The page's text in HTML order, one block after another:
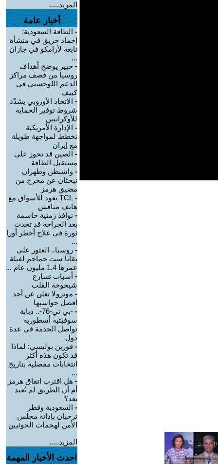
المزيد.....
أخبار عامة
- الطاقة السعودية:
إخماد حريق في منشأة
تابعة لأرامكو في جازان
...
- خبير يوضح أهداف
روسيا من قصف مراكز
الدعم اللوجستي في
كييف
- الاتحاد الأوروبي يشدّد
شروط توفير الحماية
للأوكرانيين
- الإدارة الأمريكية
تخطط لمواجهة طويلة
مع إيران
- الصين قد تحوز على
مستقبل الطاقة
- واشنطن وطهران
تبحثان عن مخرج من
مضيق هرمز
-
TCL تعود للأسواق مع
هاتف منافس
- نوافذ زمنية حاسمة
بعد الجراحة قد تحدث
ثورة في علاج أخطر أورا
...
- روسيا.. العثور على
بقايا ست جماجم لفيلة
عمرها 1.4 مليون عام ...
- أسباب تسارع
شيخوخة القلب
- موترولا تعلن عن أحد
أفضل حواسبها
-
-بي تي-76-.. دبابة
سوفيتية أسطورية
تواصل الخدمة في عدة
دول
- فورين بوليسي: لماذا
قد تكون هذه أكثر
انتخابات مفصلية بتاريخ
...
- هل اقترب اتفاق هرمز
أم أن الطريق لم يُعبد
بعد؟
- السعودية وقطر
ترحبان بإدانة مجلس
الأمن لهجمات الحوثيين
المزيد.....
احدث الأخبار المهمة